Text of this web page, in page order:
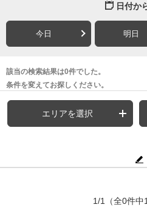
日付か
今日 明日
該当の検索結果は0件でした。
条件を変えてお探しください。
エリアを選択
1/1 （全0件中